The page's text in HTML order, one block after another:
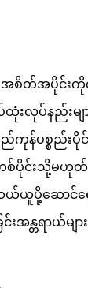
အစိတ်အပိုင်း
လုပ်နည်းမျာ
ကုန်ပစ္စည်း
ပိုင်းသို့မဟု
ယ်ယူပို့ဆောင်
းအန္တရာယ်မ